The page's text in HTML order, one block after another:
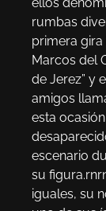
rumbas
primera gira
Marcos del
de Jerez” y
amigos
esta
escenario
su
iguales, su